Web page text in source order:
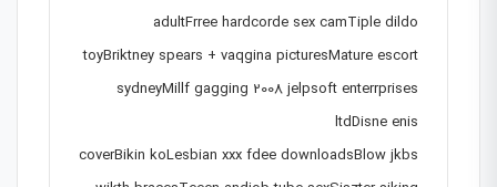
adultFrree hardcorde sex camTiple dildo
toyBriktney spears + vaqgina picturesMature escort
sydneyMillf gagging 2008 jelpsoft enterrprises
ltdDisne enis
coverBikin koLesbian xxx fdee downloadsBlow jkbs